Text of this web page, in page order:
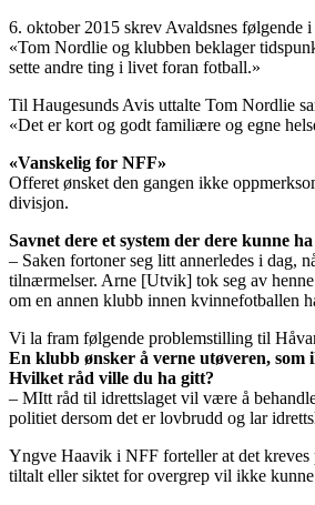
6. oktober 2015 skrev Avaldsnes følgende i
«Tom Nordlie og klubben beklager
sette andre ting i livet foran fotball.»
Til Haugesunds Avis uttalte Tom Nordlie
«Det er kort og godt familiære og egne
«Vanskelig for NFF»
Offeret ønsket den gangen ikke
divisjon.
Savnet dere et system der dere kunne
– Saken fortoner seg litt annerledes i dag,
tilnærmelser. Arne [Utvik] tok seg av
om en annen klubb innen kvinnefotballen
Vi la fram følgende problemstilling til
En klubb ønsker å verne utøveren,
Hvilket råd ville du ha gitt?
– MItt råd til idrettslaget vil være å
politiet dersom det er lovbrudd og lar
Yngve Haavik i NFF forteller at det kreves
tiltalt eller siktet for overgrep vil ikke